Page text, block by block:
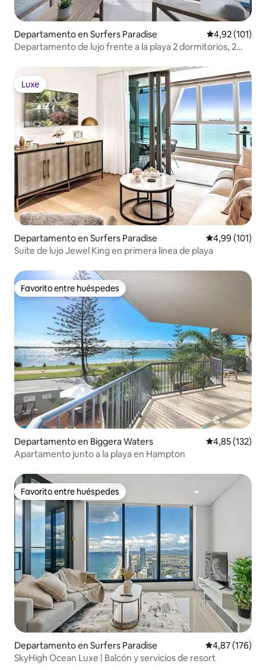
Departamento en Surfers Paradise Calificación
4,92 (101)
Departamento de lujo frente a la playa 2 dormitorios, 2
Luxe
Luxe
Departamento en Surfers Paradise Calificación
4,99 (101)
Suite de lujo Jewel King en primera línea de playa
Favorito entre huéspedes
Favorito entre huéspedes
Departamento en Biggera Waters Calificación
4,85 (132)
Apartamento junto a la playa en Hampton
Favorito entre huéspedes
Favorito entre huéspedes
Departamento en Surfers Paradise Calificación
4,87 (176)
SkyHigh Ocean Luxe | Balcón y servicios de resort